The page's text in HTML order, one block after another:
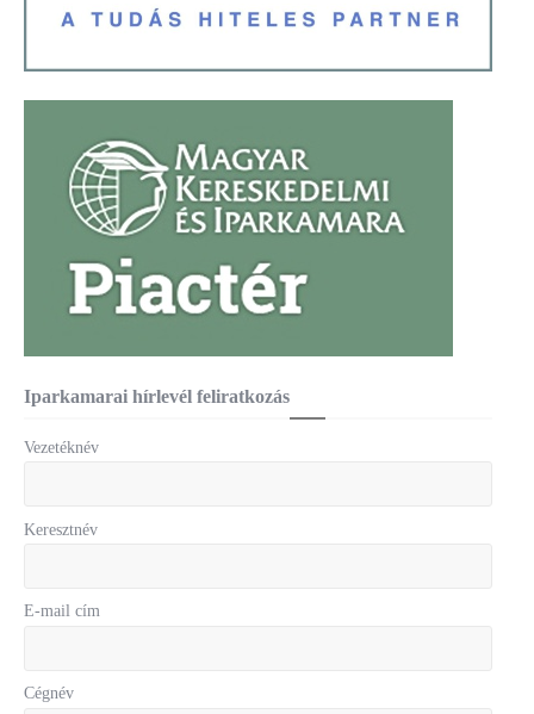
Iparkamarai hírlevél feliratkozás
Vezetéknév
Keresztnév
E-mail cím
Cégnév